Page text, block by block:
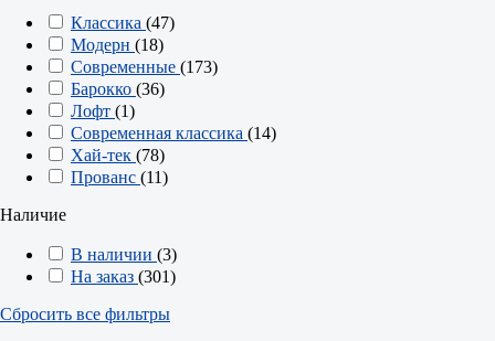
Классика (47)
Модерн (18)
Современные (173)
Барокко (36)
Лофт (1)
Современная классика (14)
Хай-тек (78)
Прованс (11)
Наличие
В наличии (3)
На заказ (301)
Сбросить все фильтры